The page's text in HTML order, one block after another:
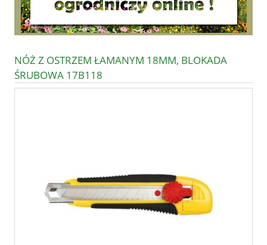
NÓŻ Z OSTRZEM ŁAMANYM 18MM, BLOKADA
ŚRUBOWA 17B118